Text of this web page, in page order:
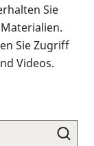
Sie
Sie Zugriff
Videos.